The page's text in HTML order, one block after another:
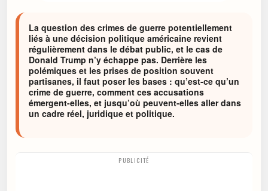
La question des crimes de guerre potentiellement
liés à une décision politique américaine revient
régulièrement dans le débat public, et le cas de
Donald Trump n’y échappe pas. Derrière les
polémiques et les prises de position souvent
partisanes, il faut poser les bases : qu’est-ce qu’un
crime de guerre, comment ces accusations
émergent-elles, et jusqu’où peuvent-elles aller dans
un cadre réel, juridique et politique.
PUBLICITÉ